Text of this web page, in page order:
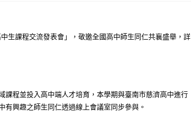
生課程交流發表會」，敬邀全國高中師生同仁共襄盛舉，詳
程並投入高中端人才培育，本學期與臺南市慈濟高中進行
興趣之師生同仁透過線上會議室同步參與。